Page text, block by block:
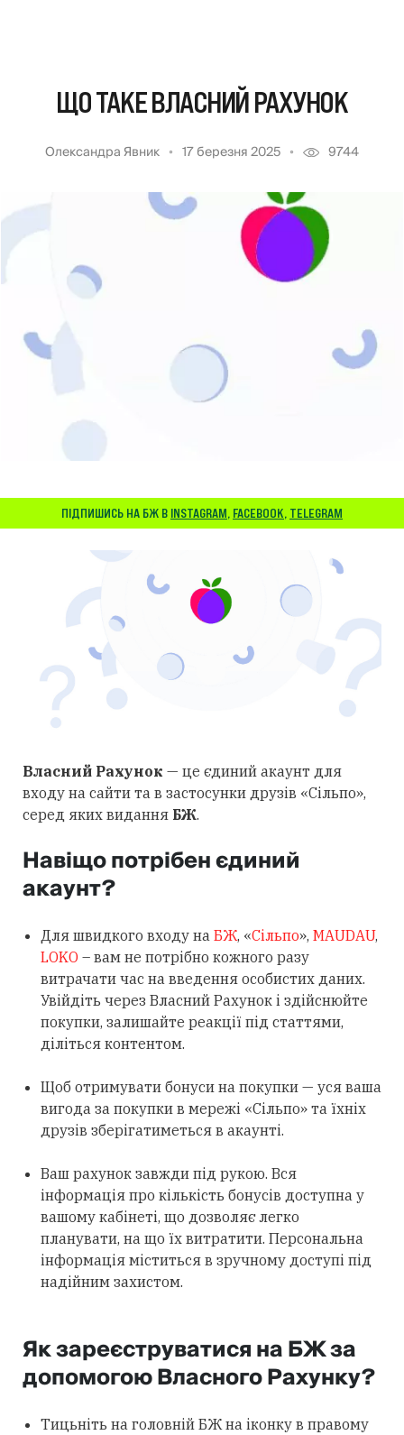
ЩО ТАКЕ ВЛАСНИЙ РАХУНОК
Олександра Явник 17 березня 2025 9744
ПІДПИШИСЬ НА БЖ В INSTAGRAM, FACEBOOK, TELEGRAM
Власний Рахунок — це єдиний акаунт для
входу на сайти та в застосунки друзів «Сільпо»,
серед яких видання БЖ.
Навіщо потрібен єдиний
акаунт?
Для швидкого входу на БЖ, «Сільпо», MAUDAU,
LOKO – вам не потрібно кожного разу
витрачати час на введення особистих даних.
Увійдіть через Власний Рахунок і здійснюйте
покупки, залишайте реакції під статтями,
діліться контентом.
Щоб отримувати бонуси на покупки — уся ваша
вигода за покупки в мережі «Сільпо» та їхніх
друзів зберігатиметься в акаунті.
Ваш рахунок завжди під рукою. Вся
інформація про кількість бонусів доступна у
вашому кабінеті, що дозволяє легко
планувати, на що їх витратити. Персональна
інформація міститься в зручному доступі під
надійним захистом.
Як зареєструватися на БЖ за
допомогою Власного Рахунку?
Тицьніть на головній БЖ на іконку в правому